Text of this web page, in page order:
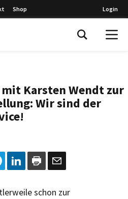
Shop Login
Karsten Wendt zur
Wir sind der
schon zur